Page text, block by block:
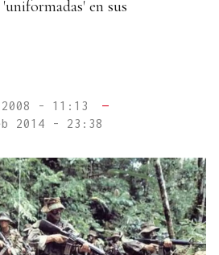
en sus
2008 - 11:13
—
2014 - 23:38